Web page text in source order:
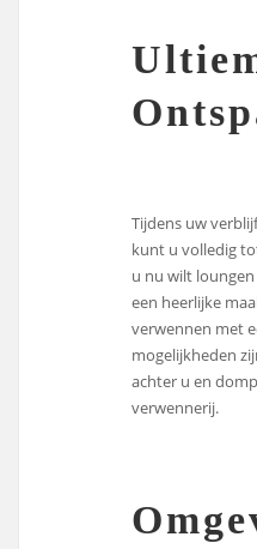
Tijdens uw
kunt u volledig
u nu wilt
een heerlijke
verwennen met
mogelijkheden
achter u en
verwennerij.